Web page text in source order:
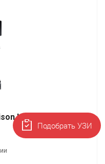
HS30
Подобрать УЗИ